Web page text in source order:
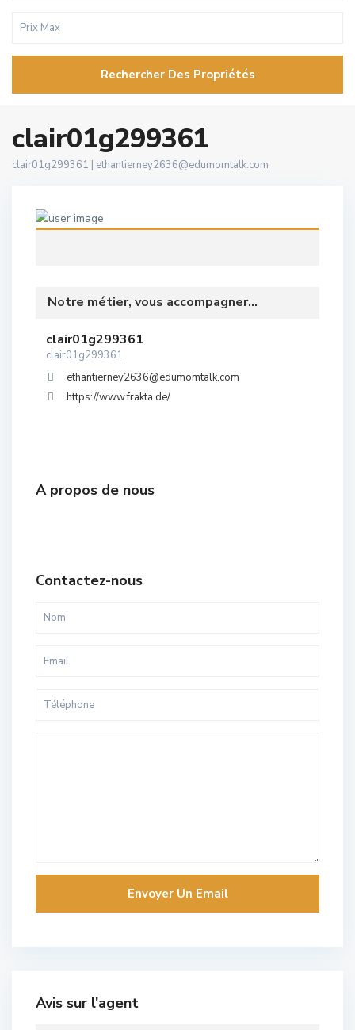
Rechercher Des Propriétés
clair01g299361
clair01g299361 | ethantierney2636@edumomtalk.com
Notre métier, vous accompagner...
clair01g299361
clair01g299361
ethantierney2636@edumomtalk.com
https://www.frakta.de/
A propos de nous
Contactez-nous
Avis sur l'agent